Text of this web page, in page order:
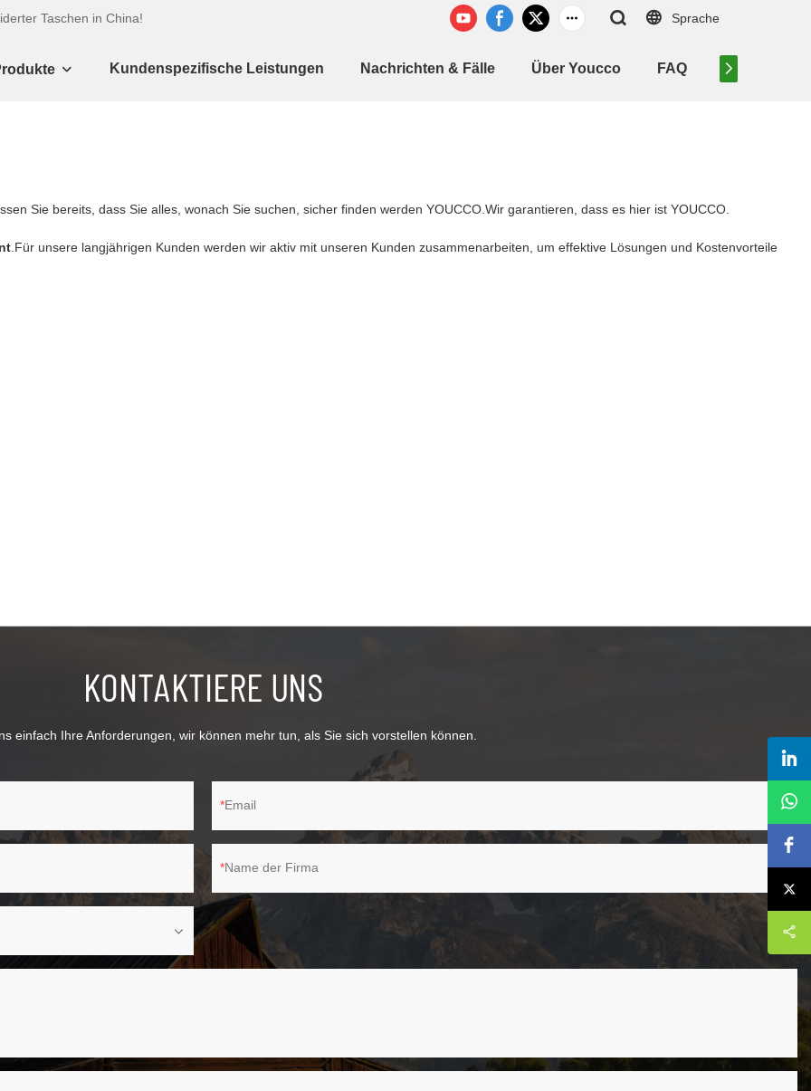
Taschen in China! Sprache
Kundenspezifische Leistungen Nachrichten & Fälle Über Youcco FAQ Kontaktiere
Sie bereits, dass Sie alles, wonach Sie suchen, sicher finden werden YOUCCO.Wir garantieren, dass es hier ist YOUCCO.
.Für unsere langjährigen Kunden werden wir aktiv mit unseren Kunden zusammenarbeiten, um effektive Lösungen und Kostenvorteile
KONTAKTIERE UNS
einfach Ihre Anforderungen, wir können mehr tun, als Sie sich vorstellen können.
Email
Name der Firma